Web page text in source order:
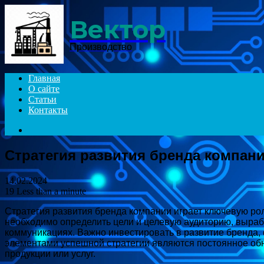
Вектор
Производство
Главная
О сайте
Статьи
Контакты
Стратегия развития бренда
14.02.2024
19 Less than a minute
Стратегия развития бренда компании играет ключевую
необходимо определить цели и целевую аудиторию,
коммуникациях. Важно инвестировать в развитие
элементами успешной стратегии являются постоянное
продукции или услуг.